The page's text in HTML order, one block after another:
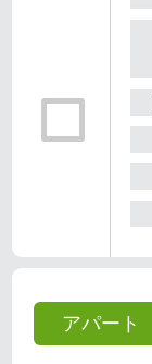
アパート